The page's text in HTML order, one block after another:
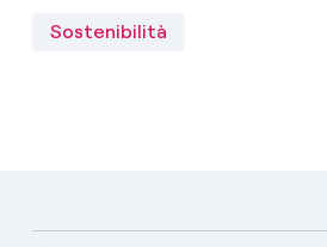
Sostenibilità